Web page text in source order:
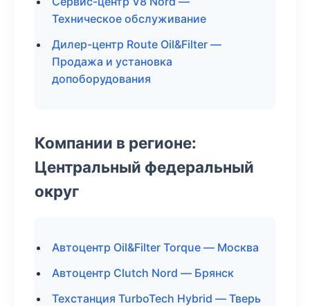
Техническое обслуживание
Дилер-центр Route Oil&Filter —
Продажа и установка
допоборудования
Компании в регионе:
Центральный федеральный
округ
Автоцентр Oil&Filter Torque — Москва
Автоцентр Clutch Nord — Брянск
Техстанция TurboTech Hybrid — Тверь